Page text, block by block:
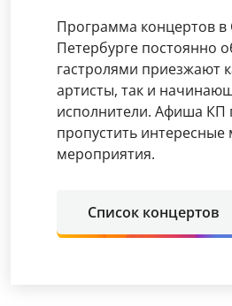
Программа концертов в
Петербурге постоянно
гастролями приезжают
артисты, так и
исполнители. Афиша КП
пропустить
мероприятия.
Список концертов